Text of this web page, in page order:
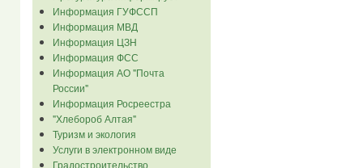
Информация ГУФССП
Информация МВД
Информация ЦЗН
Информация ФСС
Информация АО "Почта
России"
Информация Росреестра
"Хлебороб Алтая"
Туризм и экология
Услуги в электронном виде
Градостроительство